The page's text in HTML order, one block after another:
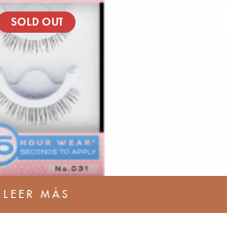
SOLD OUT
LEER MÁS